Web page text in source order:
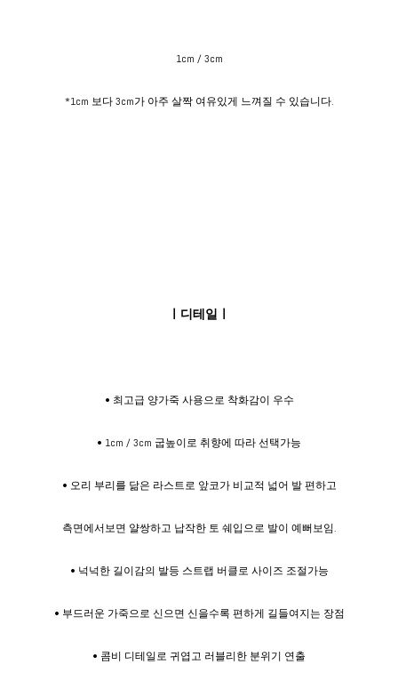
1cm / 3cm
*1cm 보다 3cm가 아주 살짝 여유있게 느껴질 수 있습니다.
ㅣ디테일ㅣ
• 최고급 양가죽 사용으로 착화감이 우수
• 1cm / 3cm 굽높이로 취향에 따라 선택가능
• 오리 부리를 닮은 라스트로 앞코가 비교적 넓어 발 편하고
측면에서보면 얄쌍하고 납작한 토 쉐입으로 발이 예뻐보임.
• 넉넉한 길이감의 발등 스트랩 버클로 사이즈 조절가능
• 부드러운 가죽으로 신으면 신을수록 편하게 길들여지는 장점
• 콤비 디테일로 귀엽고 러블리한 분위기 연출